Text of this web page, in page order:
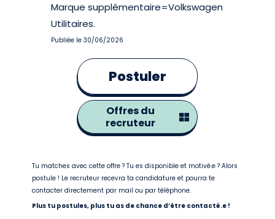
Marque supplémentaire=Volkswagen
Utilitaires.
Publiée le 30/06/2026
Postuler
Offres du
recruteur
Tu matches avec cette offre ? Tu es disponible et motivé.e ? Alors
postule ! Le recruteur recevra ta candidature et pourra te
contacter directement par mail ou par téléphone.
Plus tu postules, plus tu as de chance d’être contacté.e !